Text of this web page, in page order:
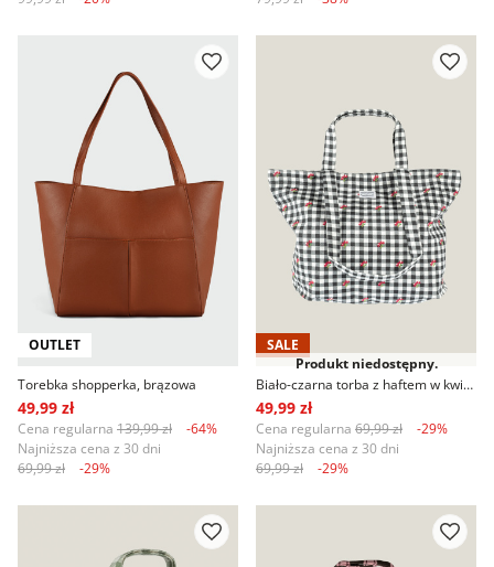
OUTLET
Torebka shopperka, brązowa
49,99 zł
Cena regularna 139,99 zł
-64%
Najniższa cena z 30 dni
69,99 zł
-29%
SALE
Produkt niedostępny.
Biało-czarna torba z haftem w kwiaty
49,99 zł
Cena regularna 69,99 zł
-29%
Najniższa cena z 30 dni
69,99 zł
-29%